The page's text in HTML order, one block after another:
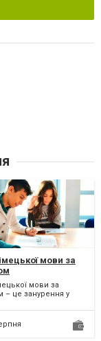
мови за
мови за
– це занурення у
своїх навичок